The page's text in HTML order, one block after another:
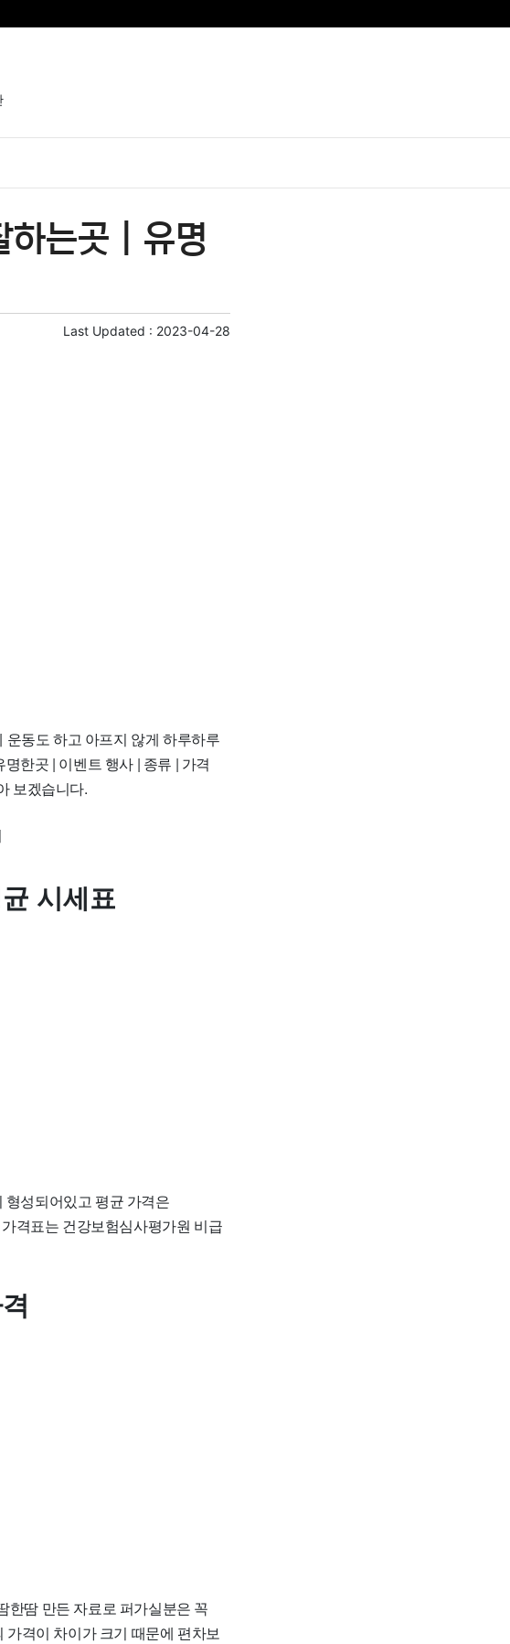
하는곳 | 유명
Last Updated : 2023-04-28
동도 하고 아프지 않게 하루하루
한곳 | 이벤트 행사 | 종류 | 가격
보겠습니다.
시세표
성되어있고 평균 가격은
격표는 건강보험심사평가원 비급
한땀 만든 자료로 퍼가실분은 꼭
격이 차이가 크기 때문에 편차보